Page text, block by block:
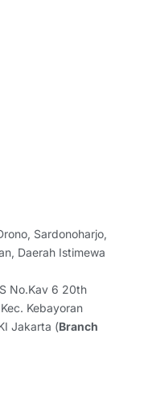
Sardonoharjo,
Daerah Istimewa
No.Kav 6 20th
Kebayoran
Jakarta (Branch